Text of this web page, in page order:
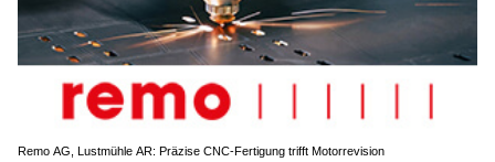
Remo AG, Lustmühle AR: Präzise CNC-Fertigung trifft Motorrevision